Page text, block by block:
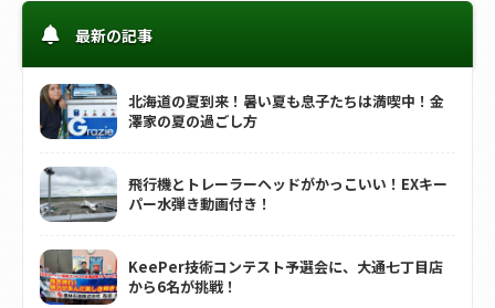
最新の記事
北海道の夏到来！暑い夏も息子たちは満喫中！金
澤家の夏の過ごし方
飛行機とトレーラーヘッドがかっこいい！EXキー
パー水弾き動画付き！
KeePer技術コンテスト予選会に、大通七丁目店
から6名が挑戦！